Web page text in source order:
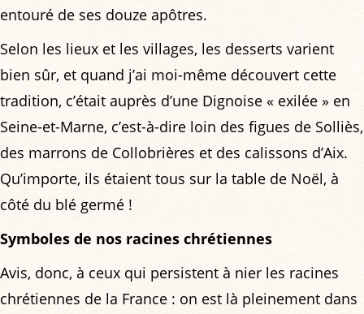
entouré de ses douze apôtres.
Selon les lieux et les villages, les desserts varient
bien sûr, et quand j’ai moi-même découvert cette
tradition, c’était auprès d’une Dignoise « exilée » en
Seine-et-Marne, c’est-à-dire loin des figues de Solliès,
des marrons de Collobrières et des calissons d’Aix.
Qu’importe, ils étaient tous sur la table de Noël, à
côté du blé germé !
Symboles de nos racines chrétiennes
Avis, donc, à ceux qui persistent à nier les racines
chrétiennes de la France : on est là pleinement dans